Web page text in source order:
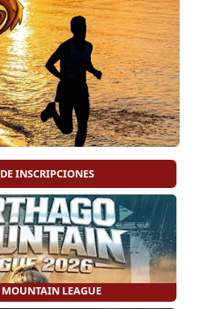
INSCRIPCIONES
LEAGUE